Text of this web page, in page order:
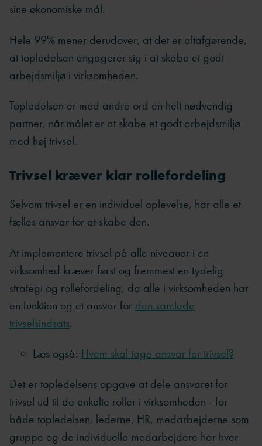
sine økonomiske mål.
Hele 99% mener derudover, at det er altafgørende,
at topledelsen engagerer sig i at skabe et godt
arbejdsmiljø i virksomheden.
Topledelsen er med andre ord en helt nødvendig
partner, når målet er at skabe et godt arbejdsmiljø
med høj trivsel.
Trivsel kræver klar rollefordeling
Selvom trivsel er en individuel oplevelse, har alle et
fælles ansvar for at skabe den.
At implementere trivsel på alle niveauer i en
virksomhed kræver først og fremmest en tydelig
strategi og rollefordeling, da alle i virksomheden har
en funktion og et ansvar for den samlede
trivselsindsats.
Læs også: Hvem skal tage ansvar for trivsel?
Det er topledelsens opgave at dele ansvaret for
trivsel ud til de enkelte roller i virksomheden - for
både topledelsen, lederne, HR, medarbejderne som
gruppe og de individuelle medarbejdere har hver